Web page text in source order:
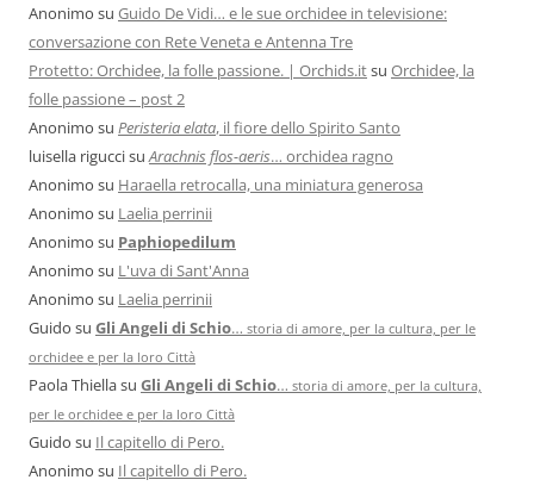
Anonimo su Guido De Vidi… e le sue orchidee in televisione:
conversazione con Rete Veneta e Antenna Tre
Protetto: Orchidee, la folle passione. | Orchids.itsu Orchidee, la
folle passione – post 2
Anonimo su Peristeria elata, il fiore dello Spirito Santo
luisella riguccisu Arachnis flos-aeris… orchidea ragno
Anonimo su Haraella retrocalla, una miniatura generosa
Anonimo su Laelia perrinii
Anonimo su Paphiopedilum
Anonimo su L'uva di Sant'Anna
Anonimo su Laelia perrinii
Guido su Gli Angeli di Schio… storia di amore, per la cultura, per le
orchidee e per la loro Città
Paola Thiellasu Gli Angeli di Schio… storia di amore, per la cultura,
per le orchidee e per la loro Città
Guido su Il capitello di Pero.
Anonimo su Il capitello di Pero.